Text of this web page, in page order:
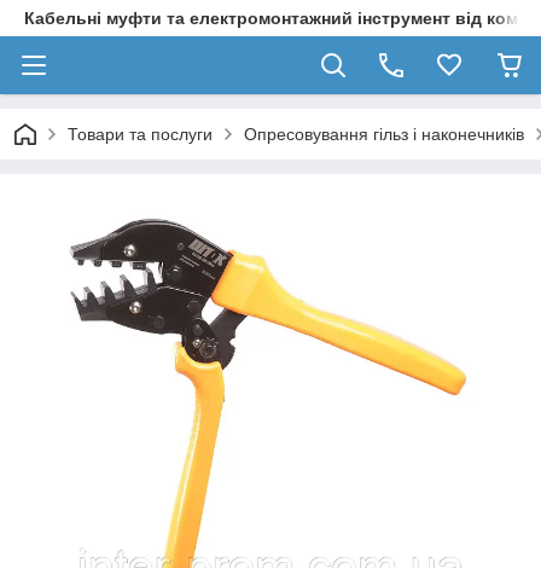
Кабельні муфти та електромонтажний інструмент від
Товари та послуги Опресовування гільз і наконечників